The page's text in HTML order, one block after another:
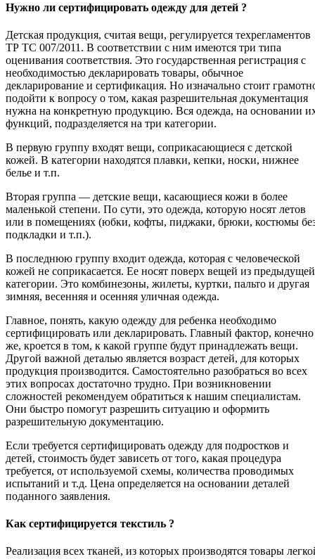
Нужно ли сертифицировать одежду для детей ?
Детская продукция, считая вещи, регулируется техрегламентов
ТР ТС 007/2011. В соответствии с ним имеются три типа
оценивания соответствия. Это государственная регистрация с
необходимостью декларировать товары, обычное
декларирование и сертификация. Но изначально стоит
подойти к вопросу о том, какая разрешительная документация
нужна на конкретную продукцию. Вся одежда, на основании
функций, подразделяется на три категории.
В первую группу входят вещи, соприкасающиеся с детской
кожей. В категории находятся плавки, кепки, носки, нижнее
белье и т.п.
Вторая группа — детские вещи, касающиеся кожи в более
маленькой степени. По сути, это одежда, которую носят летов
или в помещениях (юбки, кофты, пиджаки, брюки, костюмы
подкладки и т.п.).
В последнюю группу входит одежда, которая с человеческой
кожей не соприкасается. Ее носят поверх вещей из предыдущей
категории. Это комбинезоны, жилеты, куртки, пальто и другая
зимняя, весенняя и осенняя уличная одежда.
Главное, понять, какую одежду для ребенка необходимо
сертифицировать или декларировать. Главный фактор, конечно
же, кроется в том, к какой группе будут принадлежать вещи.
Другой важной деталью является возраст детей, для которых
продукция производится. Самостоятельно разобраться во всех
этих вопросах достаточно трудно. При возникновении
сложностей рекомендуем обратиться к нашим специалистам.
Они быстро помогут разрешить ситуацию и оформить
разрешительную документацию.
Если требуется сертифицировать одежду для подростков и
детей, стоимость будет зависеть от того, какая процедура
требуется, от используемой схемы, количества проводимых
испытаний и т.д. Цена определяется на основании деталей
поданного заявления.
Как сертифицируется текстиль ?
Реализация всех тканей, из которых производятся товары